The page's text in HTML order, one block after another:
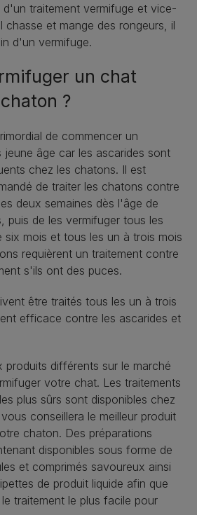
d'un traitement vermifuge et vice-
chasse et mange des rongeurs, il
d'un vermifuge.
un chat
?
de commencer un
jeune âge car les ascarides sont
chez les chatons. Il est
de traiter les chatons contre
deux semaines dès l'âge de
puis de les vermifuger tous les
six mois et tous les un à trois mois
requièrent un traitement contre
s'ils ont des puces.
être traités tous les un à trois
efficace contre les ascarides et
produits différents sur le marché
votre chat. Les traitements
plus sûrs sont disponibles chez
conseillera le meilleur produit
chaton. Des préparations
disponibles sous forme de
et comprimés savoureux ainsi
de produit liquide afin que
traitement le plus facile pour